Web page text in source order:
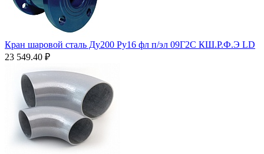
Кран шаровой сталь Ду200 Ру16 фл п/эл 09Г2С КШ.Р.Ф.Э LD
23 549.40 ₽